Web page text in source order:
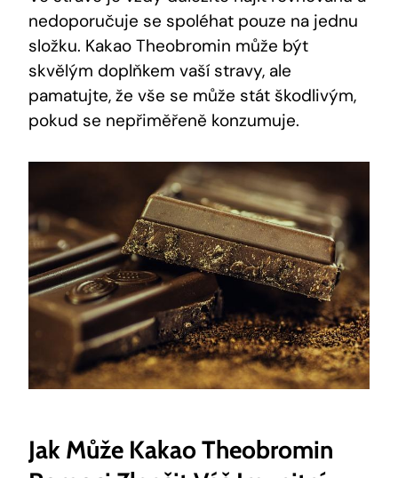
nedoporučuje se spoléhat pouze na jednu
složku. Kakao Theobromin může být
skvělým doplňkem vaší stravy, ale
pamatujte, že vše se může stát škodlivým,
⁣pokud se nepřiměřeně konzumuje.
Jak Může Kakao Theobromin​